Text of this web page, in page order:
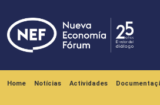
Home Notícias Actividades